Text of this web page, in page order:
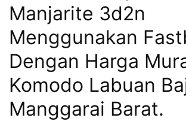
Hari
2
Malam,
2
Hari
Malam
Manjarite 3d2n
Menggunakan
Dengan Harga
Komodo Labuan
Manggarai Barat.